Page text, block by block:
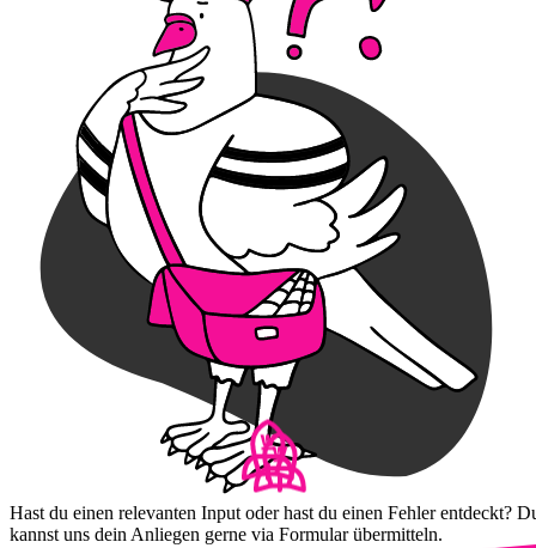
Hast du einen relevanten Input oder hast du einen Fehler entdeckt?
kannst uns dein Anliegen gerne via Formular übermitteln.